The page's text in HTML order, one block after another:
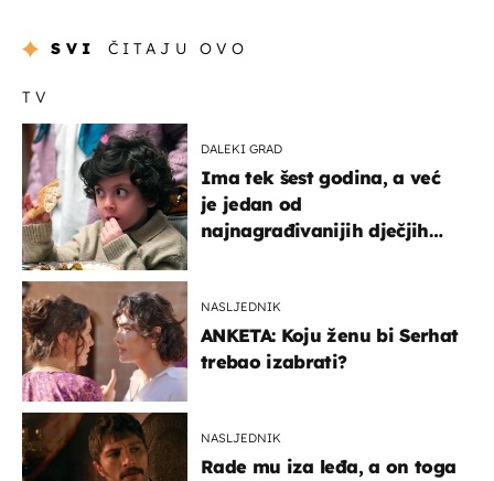
SVI ČITAJU OVO
TV
DALEKI GRAD
Ima tek šest godina, a već
je jedan od
najnagrađivanijih dječjih
NASLJEDNIK
ANKETA: Koju ženu bi Serhat
trebao izabrati?
NASLJEDNIK
Rade mu iza leđa, a on toga